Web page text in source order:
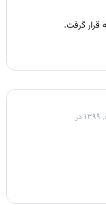
قرار گرفت.